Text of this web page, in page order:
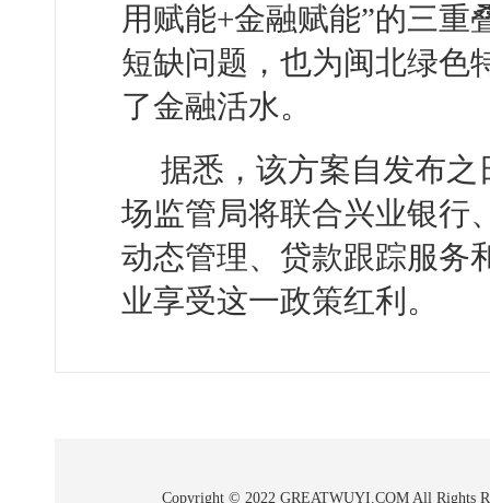
用赋能+金融赋能”的三重
短缺问题，也为闽北绿色
了金融活水。
据悉，该方案自发布
场监管局将联合兴业银行
动态管理、贷款跟踪服务
业享受这一政策红利。
Copyright © 2022 GREATWUYI.COM All Rights